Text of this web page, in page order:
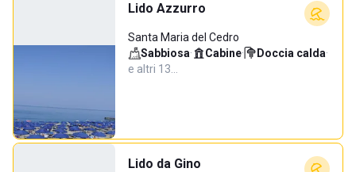
Lido Azzurro
Santa Maria del Cedro
Sabbiosa· Cabine· Doccia calda·
e altri 13…
Lido da Gino